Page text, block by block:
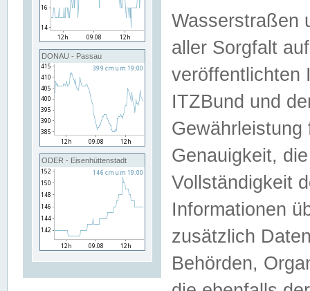
DONAU - Passau
ODER - Eisenhüttenstadt
Wasserstraßen
aller Sorgfalt
veröffentlichten
ITZBund und
Genauigkeit,
Vollständigkeit
Informationen
zusätzlich
Behörden,